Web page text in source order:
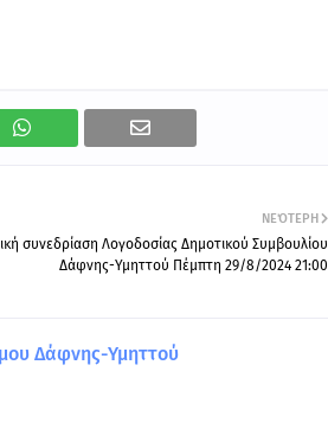
ΝΕΌΤΕΡΗ
συνεδρίαση Λογοδοσίας Δημοτικού Συμβουλίου
Δάφνης-Υμηττού Πέμπτη 29/8/2024 21:00
Δάφνης-Υμηττού